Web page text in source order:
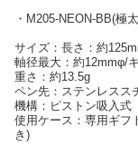
・M205-NEON-BB(極
サイズ：長さ：約
軸径最大：約12mmφ/
重さ：約13.5g
ペン先：ステンレスス
機構：ピストン吸入式
使用ケース：専用ギフ
き)